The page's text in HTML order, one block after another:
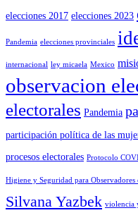
elecciones 2017 elecciones 2023
Pandemia elecciones provinciales
internacional ley micaela Mexico
observacion
electorales Pandemia
participación política de las
procesos electorales Protocolo
Higiene y Seguridad para Observadores
Silvana Yazbek violencia